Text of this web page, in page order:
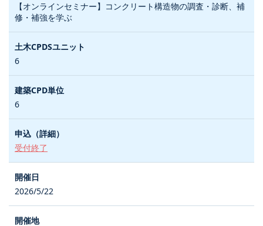
【オンラインセミナー】コンクリート構造物の調査・診断、補
修・補強を学ぶ
6
6
受付終了
2026/5/22